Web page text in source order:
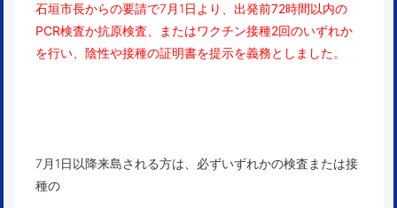
石垣市長からの要請で7月1日より、出発前72時間以内の
PCR検査か抗原検査 、またはワクチン接種2回のいずれか
を行い、陰性や接種の証明書を提示を義務としました。
7月1日以降来島される方は、必ずいずれかの検査または接
種の